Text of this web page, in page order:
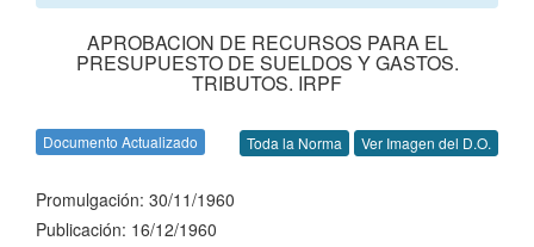
APROBACION DE RECURSOS PARA EL
PRESUPUESTO DE SUELDOS Y GASTOS.
TRIBUTOS. IRPF
Documento Actualizado Toda la Norma Ver Imagen del D.O.
Promulgación: 30/11/1960
Publicación: 16/12/1960